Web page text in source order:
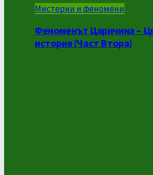
Мистерии и феномени
Феноменът Царичина –
история (Част Втора)